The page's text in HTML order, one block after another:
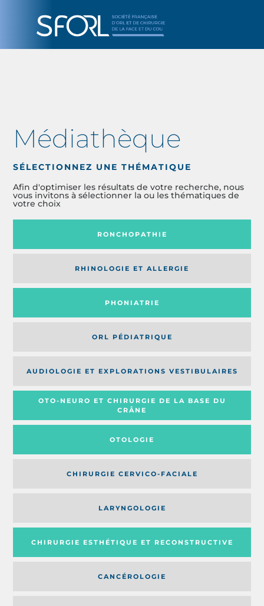
Médiathèque
SÉLECTIONNEZ UNE THÉMATIQUE
Afin d'optimiser les résultats de votre recherche, nous
vous invitons à sélectionner la ou les thématiques de
votre choix
RONCHOPATHIE
RHINOLOGIE ET ALLERGIE
PHONIATRIE
ORL PÉDIATRIQUE
AUDIOLOGIE ET EXPLORATIONS VESTIBULAIRES
OTO-NEURO ET CHIRURGIE DE LA BASE DU
CRÂNE
OTOLOGIE
CHIRURGIE CERVICO-FACIALE
LARYNGOLOGIE
CHIRURGIE ESTHÉTIQUE ET RECONSTRUCTIVE
CANCÉROLOGIE